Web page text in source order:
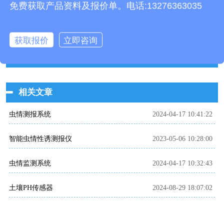
上一页：泵吸式扬尘监测站视频介绍
相关文章
虫情测报系统 2024-04-17 10:41:22
智能虫情性诱测报仪 2023-05-06 10:28:00
虫情监测系统 2024-04-17 10:32:43
土壤PH传感器 2024-08-29 18:07:02
免费获取产品资料及报价单。电话:13276363035
获取报价 立即咨询